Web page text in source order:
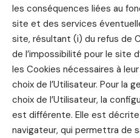
les conséquences liées au
site et des services
site, résultant (i) du refus de
de l’impossibilité pour le site
les Cookies nécessaires à
choix de l’Utilisateur. Pour la
choix de l’Utilisateur, la
est différente. Elle est décrite
navigateur, qui permettra de